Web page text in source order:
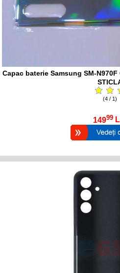
Capac baterie Samsung SM-
(4 / 1)
14999